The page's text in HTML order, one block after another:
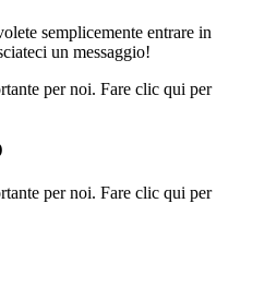
semplicemente entrare in
un messaggio!
per noi. Fare clic qui per
per noi. Fare clic qui per